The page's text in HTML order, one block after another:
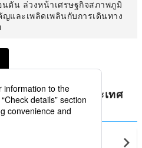
ตัน ล่วงหน้าเศรษฐกิจสภาพภูมิ
และเพลิดเพลินกับการเดินทาง
หรับ แคนาดา ในประเทศ